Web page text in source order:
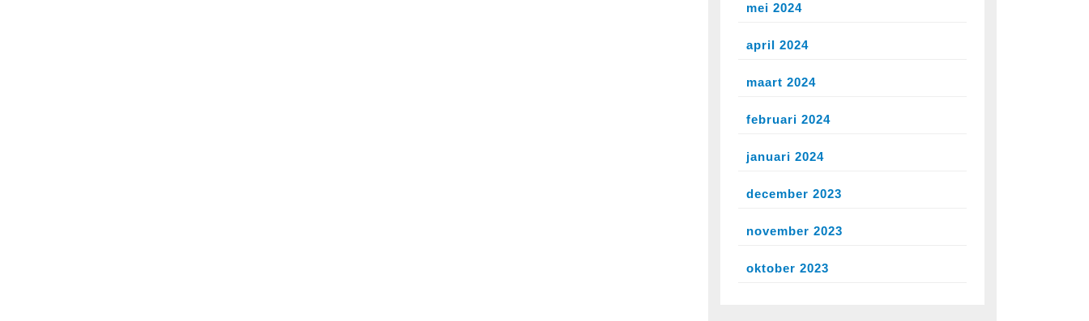
mei 2024
april 2024
maart 2024
februari 2024
januari 2024
december 2023
november 2023
oktober 2023